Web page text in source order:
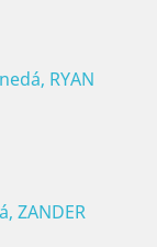
RYAN
ZANDER